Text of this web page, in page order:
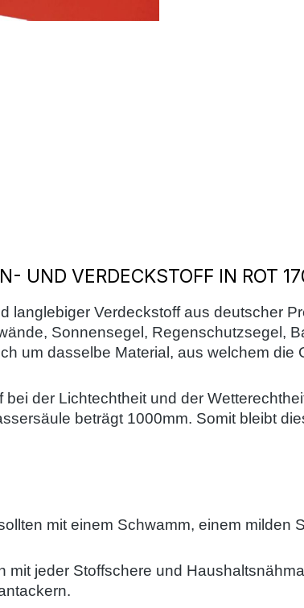
UND VERDECKSTOFF IN ROT
langlebiger Verdeckstoff aus deutscher
Sonnensegel, Regenschutzsegel,
um dasselbe Material, aus welchem die
der Lichtechtheit und der
beträgt 1000mm. Somit bleibt
mit einem Schwamm, einem milden
jeder Stoffschere und